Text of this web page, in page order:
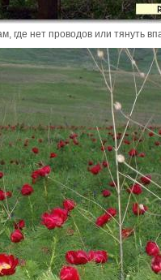
где нет проводов или тянуть